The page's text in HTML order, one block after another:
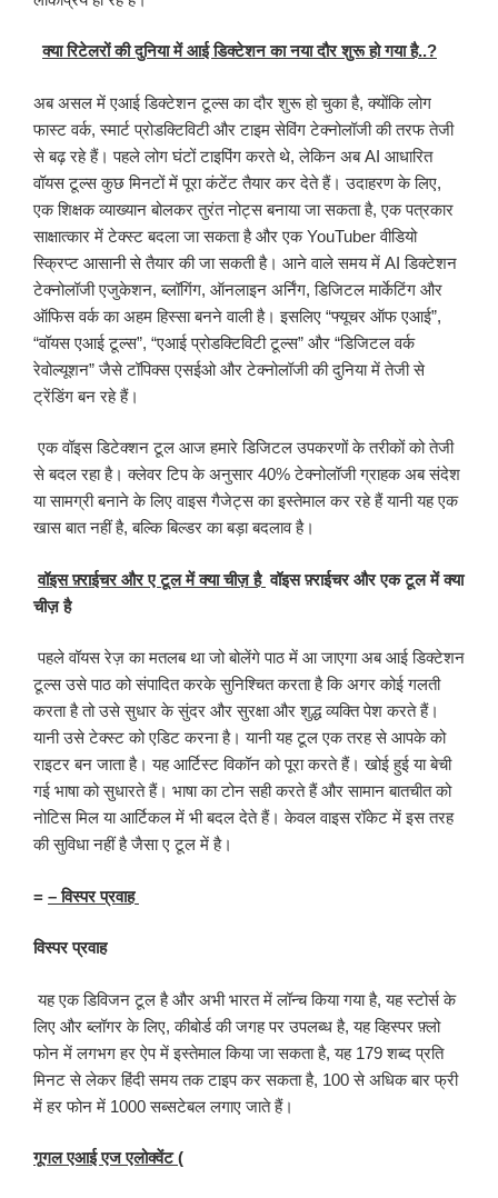
क्या रिटेलरों की दुनिया में आई डिक्टेशन का नया दौर शुरू हो गया है..?
अब असल में एआई डिक्टेशन टूल्स का दौर शुरू हो चुका है, क्योंकि लोग
फास्ट वर्क, स्मार्ट प्रोडक्टिविटी और टाइम सेविंग टेक्नोलॉजी की तरफ तेजी
से बढ़ रहे हैं। पहले लोग घंटों टाइपिंग करते थे, लेकिन अब AI आधारित
वॉयस टूल्स कुछ मिनटों में पूरा कंटेंट तैयार कर देते हैं। उदाहरण के लिए,
एक शिक्षक व्याख्यान बोलकर तुरंत नोट्स बनाया जा सकता है, एक पत्रकार
साक्षात्कार में टेक्स्ट बदला जा सकता है और एक YouTuber वीडियो
स्क्रिप्ट आसानी से तैयार की जा सकती है। आने वाले समय में AI डिक्टेशन
टेक्नोलॉजी एजुकेशन, ब्लॉगिंग, ऑनलाइन अर्निंग, डिजिटल मार्केटिंग और
ऑफिस वर्क का अहम हिस्सा बनने वाली है। इसलिए “फ्यूचर ऑफ एआई”,
“वॉयस एआई टूल्स”, “एआई प्रोडक्टिविटी टूल्स” और “डिजिटल वर्क
रेवोल्यूशन” जैसे टॉपिक्स एसईओ और टेक्नोलॉजी की दुनिया में तेजी से
ट्रेंडिंग बन रहे हैं।
एक वॉइस डिटेक्शन टूल आज हमारे डिजिटल उपकरणों के तरीकों को तेजी
से बदल रहा है। क्लेवर टिप के अनुसार 40% टेक्नोलॉजी ग्राहक अब संदेश
या सामग्री बनाने के लिए वाइस गैजेट्स का इस्तेमाल कर रहे हैं यानी यह एक
खास बात नहीं है, बल्कि बिल्डर का बड़ा बदलाव है।
वॉइस फ़्राईचर और ए टूल में क्या चीज़ है वॉइस फ़्राईचर और एक टूल में क्या
चीज़ है
पहले वॉयस रेज़ का मतलब था जो बोलेंगे पाठ में आ जाएगा अब आई डिक्टेशन
टूल्स उसे पाठ को संपादित करके सुनिश्चित करता है कि अगर कोई गलती
करता है तो उसे सुधार के सुंदर और सुरक्षा और शुद्ध व्यक्ति पेश करते हैं।
यानी उसे टेक्स्ट को एडिट करना है। यानी यह टूल एक तरह से आपके को
राइटर बन जाता है। यह आर्टिस्ट विकॉन को पूरा करते हैं। खोई हुई या बेची
गई भाषा को सुधारते हैं। भाषा का टोन सही करते हैं और सामान बातचीत को
नोटिस मिल या आर्टिकल में भी बदल देते हैं। केवल वाइस रॉकेट में इस तरह
की सुविधा नहीं है जैसा ए टूल में है।
= – विस्पर प्रवाह
विस्पर प्रवाह
यह एक डिविजन टूल है और अभी भारत में लॉन्च किया गया है, यह स्टोर्स के
लिए और ब्लॉगर के लिए, कीबोर्ड की जगह पर उपलब्ध है, यह व्हिस्पर फ़्लो
फोन में लगभग हर ऐप में इस्तेमाल किया जा सकता है, यह 179 शब्द प्रति
मिनट से लेकर हिंदी समय तक टाइप कर सकता है, 100 से अधिक बार फ्री
में हर फोन में 1000 सब्सटेबल लगाए जाते हैं।
गूगल एआई एज एलोक्वेंट (